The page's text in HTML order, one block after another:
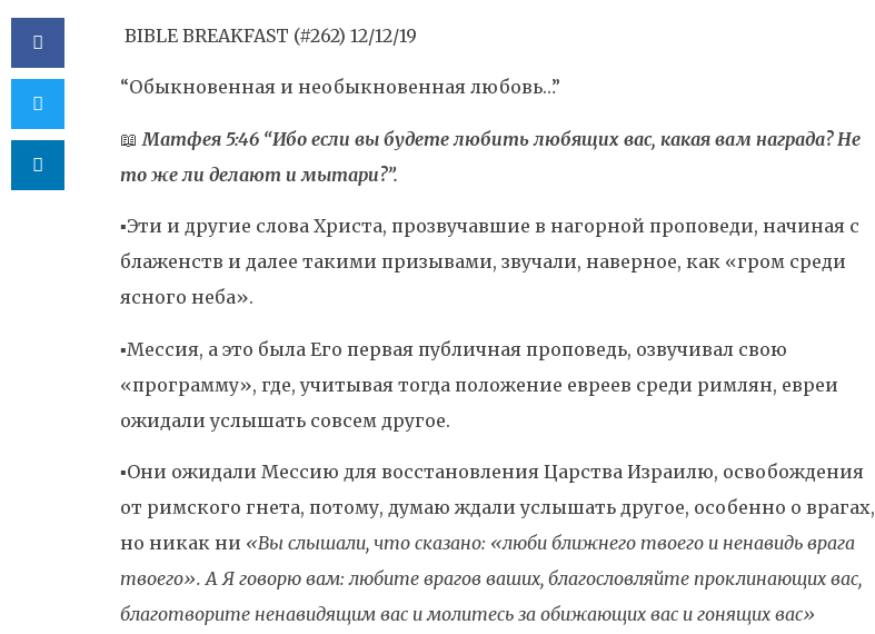
BIBLE BREAKFAST (#262) 12/12/19
“Обыкновенная и необыкновенная любовь…”
📖 Матфея 5:46 “Ибо если вы будете любить любящих вас, какая вам награда? Не
то же ли делают и мытари?”.
▪️Эти и другие слова Христа, прозвучавшие в нагорной проповеди, начиная с
блаженств и далее такими призывами, звучали, наверное, как «гром среди
ясного неба».
▪️Мессия, а это была Его первая публичная проповедь, озвучивал свою
«программу», где, учитывая тогда положение евреев среди римлян, евреи
ожидали услышать совсем другое.
▪️Они ожидали Мессию для восстановления Царства Израилю, освобождения
от римского гнета, потому, думаю ждали услышать другое, особенно о врагах,
но никак ни «Вы слышали, что сказано: «люби ближнего твоего и ненавидь врага
твоего». А Я говорю вам: любите врагов ваших, благословляйте проклинающих вас,
благотворите ненавидящим вас и молитесь за обижающих вас и гонящих вас»